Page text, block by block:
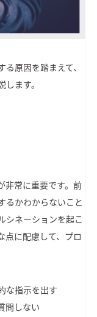
原因を踏まえて、
ます。
非常に重要です。前
るかわからないこと
シネーションを起こ
点に配慮して、プロ
な指示を出す
問しない